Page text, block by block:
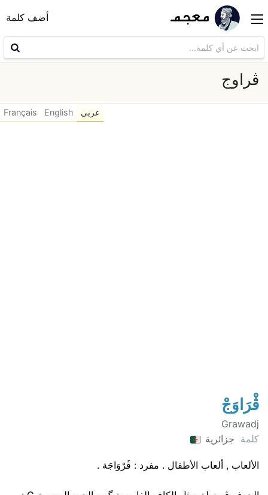
أضف كلمة
ڨراوج
ڨْرَاوَجْ
Grawadj
كلمة جزائرية
الألعاب , ألعاب الأطفال . مفرد : ڨَرْوَاجَة .
عربي English
Français